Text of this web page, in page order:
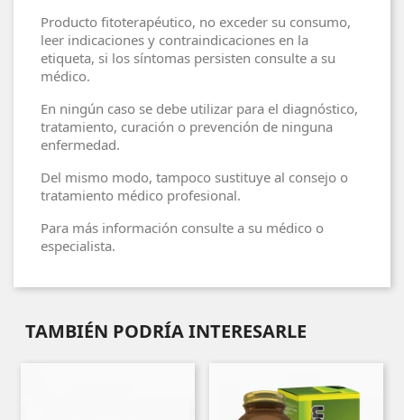
Producto fitoterapéutico, no exceder su consumo,
leer indicaciones y contraindicaciones en la
etiqueta, si los síntomas persisten consulte a su
médico.
En ningún caso se debe utilizar para el diagnóstico,
tratamiento, curación o prevención de ninguna
enfermedad.
Del mismo modo, tampoco sustituye al consejo o
tratamiento médico profesional.
Para más información consulte a su médico o
especialista.
TAMBIÉN PODRÍA INTERESARLE